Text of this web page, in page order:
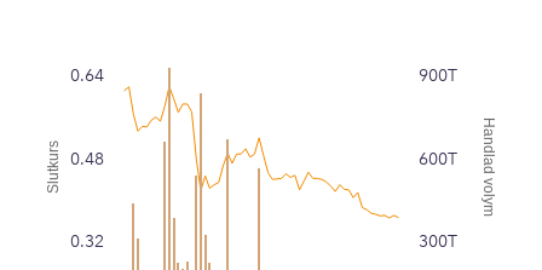
Slutkurs Handlad volym
0.32
0.48
0.64
300T
600T
900T